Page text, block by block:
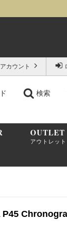
アカウント
検索
OUTLET
アウトレット
P45